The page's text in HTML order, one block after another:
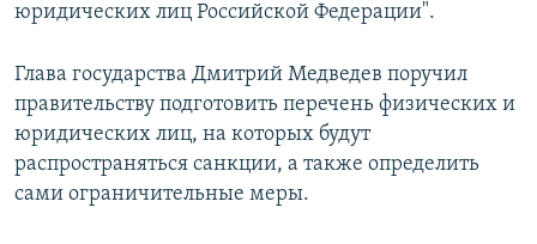
юридических лиц Российской Федерации".​
Глава государства Дмитрий Медведев поручил
правительству подготовить перечень физических и
юридических лиц, на которых будут
распространяться санкции, а также определить
сами ограничительные меры.